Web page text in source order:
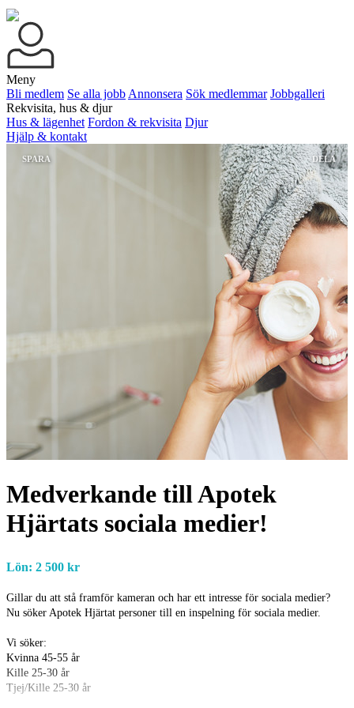
Meny
Bli medlem Se alla jobb Annonsera Sök medlemmar Jobbgalleri
Rekvisita, hus & djur
Hus & lägenhet Fordon & rekvisita Djur
Hjälp & kontakt
SPARA DELA
Medverkande till Apotek
Hjärtats sociala medier!
Lön: 2 500 kr
Gillar du att stå framför kameran och har ett intresse för sociala medier?
Nu söker Apotek Hjärtat personer till en inspelning för sociala medier.
Vi söker:
Kvinna 45-55 år
Kille 25-30 år
Tjej/Kille 25-30 år